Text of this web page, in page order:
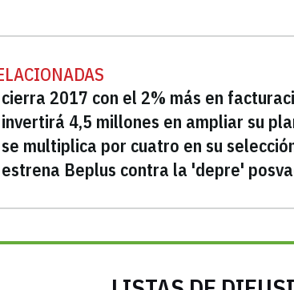
2017 con el 2% más en
4,5 millones en ampliar su
multiplica por cuatro en su
Beplus contra la 'depre'